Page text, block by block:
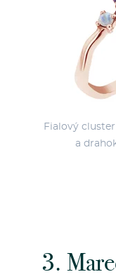
Fialový
a
3.